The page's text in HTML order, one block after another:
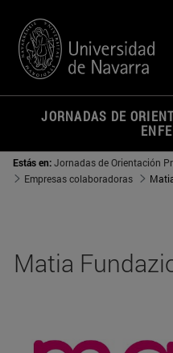
JORNADAS DE
Estás en:Jornadas de Orientación
Empresas colaboradoras
Matia